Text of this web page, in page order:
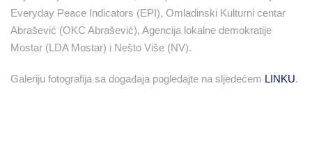
Everyday Peace Indicators (EPI), Omladinski Kulturni centar
Abrašević (OKC Abrašević), Agencija lokalne demokratije
Mostar (LDA Mostar) i Nešto Više (NV).
Galeriju fotografija sa događaja pogledajte na sljedećem LINKU.